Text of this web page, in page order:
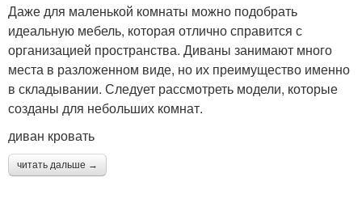
Даже для маленькой комнаты можно подобрать
идеальную мебель, которая отлично справится с
организацией пространства. Диваны занимают много
места в разложенном виде, но их преимущество именно
в складывании. Следует рассмотреть модели, которые
созданы для небольших комнат.
диван кровать
читать дальше →